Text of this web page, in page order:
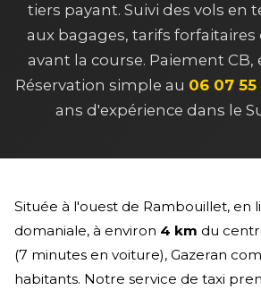
tiers payant. Suivi des vols en
aux bagages, tarifs
avant la course. Paiement CB,
Réservation simple au 06 07 55
ans d'expérience dans le
Située à l'ouest de Rambouillet, en
domaniale, à environ 4 km du
(7 minutes en voiture), Gazeran
habitants. Notre service de taxi